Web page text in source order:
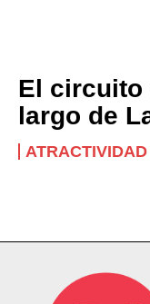
El circuito
largo de
ATRACTIVIDAD